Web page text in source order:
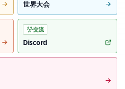
世界大会
交流
Discord